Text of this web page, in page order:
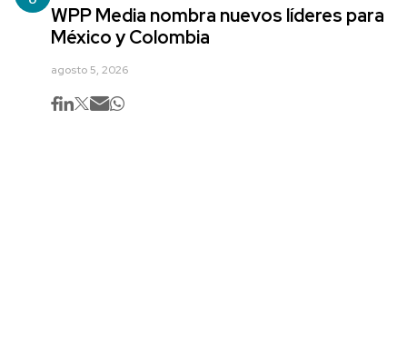
WPP Media nombra nuevos líderes para
México y Colombia
agosto 5, 2026